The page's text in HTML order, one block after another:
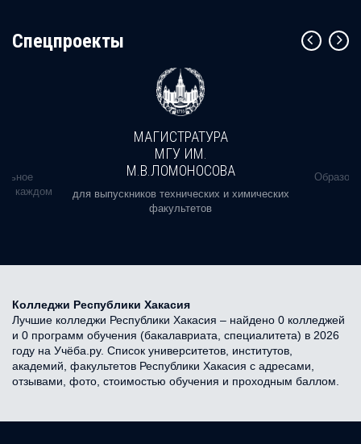
Cпецпроекты
в каждом
МАГИСТРАТУРА
МГУ ИМ.
М.В.ЛОМОНОСОВА
для выпускников технических и химических
факультетов
Колледжи Республики Хакасия
Лучшие колледжи Республики Хакасия – найдено 0 колледжей
и 0 программ обучения (бакалавриата, специалитета) в 2026
году на Учёба.ру. Список университетов, институтов,
академий, факультетов Республики Хакасия с адресами,
отзывами, фото, стоимостью обучения и проходным баллом.